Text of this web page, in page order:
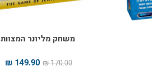
משחק מליונר המצוות
170.00 ₪
149.90 ₪